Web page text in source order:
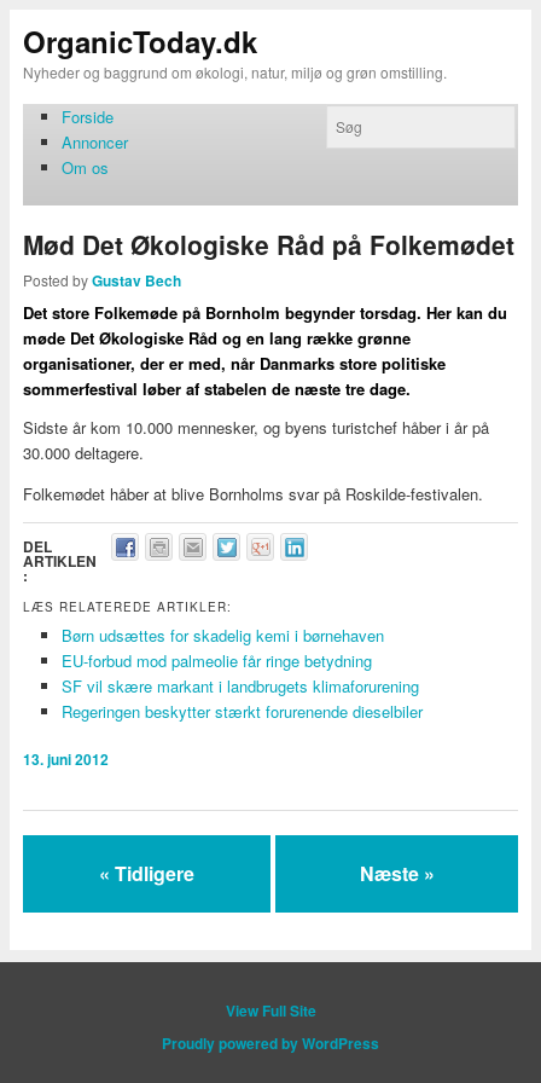
OrganicToday.dk
Nyheder og baggrund om økologi, natur, miljø og grøn omstilling.
Forside
Annoncer
Om os
Mød Det Økologiske Råd på Folkemødet
Posted byGustav Bech
Det store Folkemøde på Bornholm begynder torsdag. Her kan du
møde Det Økologiske Råd og en lang række grønne
organisationer, der er med, når Danmarks store politiske
sommerfestival løber af stabelen de næste tre dage.
Sidste år kom 10.000 mennesker, og byens turistchef håber i år på
30.000 deltagere.
Folkemødet håber at blive Bornholms svar på Roskilde-festivalen.
DEL
ARTIKLEN
:
LÆS RELATEREDE ARTIKLER:
Børn udsættes for skadelig kemi i børnehaven
EU-forbud mod palmeolie får ringe betydning
SF vil skære markant i landbrugets klimaforurening
Regeringen beskytter stærkt forurenende dieselbiler
13. juni 2012
« Tidligere Næste »
View Full Site
Proudly powered by WordPress